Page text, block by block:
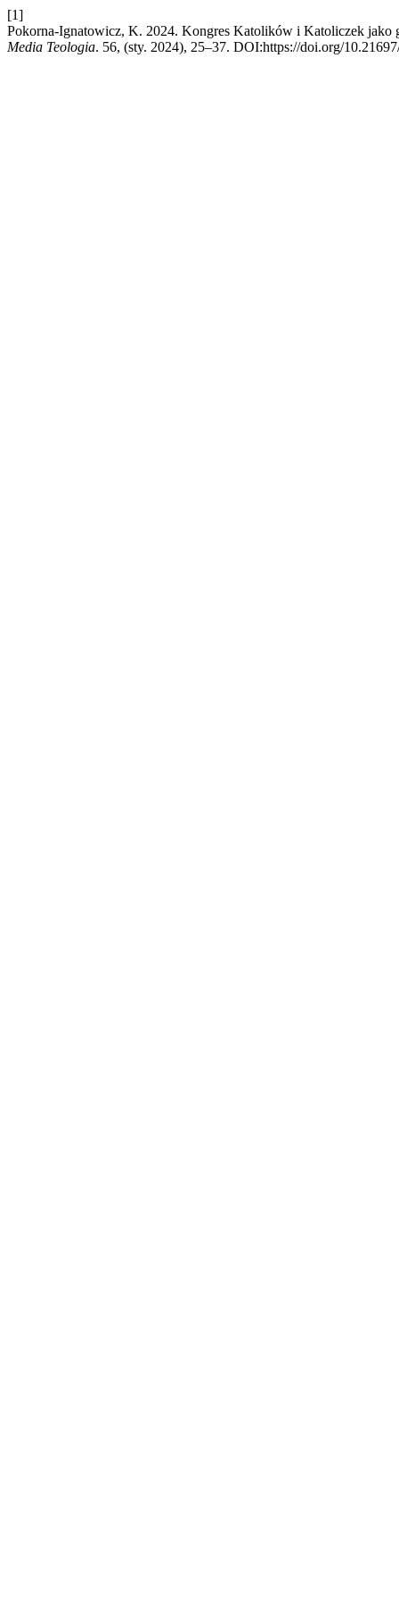
[1]
Pokorna-Ignatowicz, K. 2024. Kongres Katolików i Katoliczek jako
Media Teologia. 56, (sty. 2024), 25–37. DOI:https://doi.org/